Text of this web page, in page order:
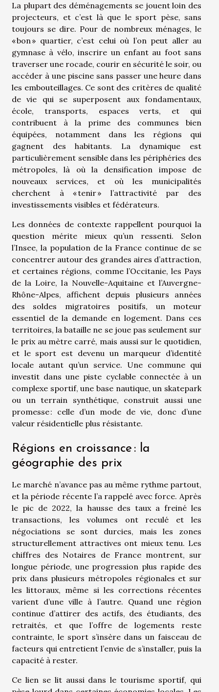
La plupart des déménagements se jouent loin des
projecteurs, et c’est là que le sport pèse, sans
toujours se dire. Pour de nombreux ménages, le
« bon » quartier, c’est celui où l’on peut aller au
gymnase à vélo, inscrire un enfant au foot sans
traverser une rocade, courir en sécurité le soir, ou
accéder à une piscine sans passer une heure dans
les embouteillages. Ce sont des critères de qualité
de vie qui se superposent aux fondamentaux,
école, transports, espaces verts, et qui
contribuent à la prime des communes bien
équipées, notamment dans les régions qui
gagnent des habitants. La dynamique est
particulièrement sensible dans les périphéries des
métropoles, là où la densification impose de
nouveaux services, et où les municipalités
cherchent à « tenir » l’attractivité par des
investissements visibles et fédérateurs.
Les données de contexte rappellent pourquoi la
question mérite mieux qu’un ressenti. Selon
l’Insee, la population de la France continue de se
concentrer autour des grandes aires d’attraction,
et certaines régions, comme l’Occitanie, les Pays
de la Loire, la Nouvelle-Aquitaine et l’Auvergne-
Rhône-Alpes, affichent depuis plusieurs années
des soldes migratoires positifs, un moteur
essentiel de la demande en logement. Dans ces
territoires, la bataille ne se joue pas seulement sur
le prix au mètre carré, mais aussi sur le quotidien,
et le sport est devenu un marqueur d’identité
locale autant qu’un service. Une commune qui
investit dans une piste cyclable connectée à un
complexe sportif, une base nautique, un skatepark
ou un terrain synthétique, construit aussi une
promesse : celle d’un mode de vie, donc d’une
valeur résidentielle plus résistante.
Régions en croissance : la
géographie des prix
Le marché n’avance pas au même rythme partout,
et la période récente l’a rappelé avec force. Après
le pic de 2022, la hausse des taux a freiné les
transactions, les volumes ont reculé et les
négociations se sont durcies, mais les zones
structurellement attractives ont mieux tenu. Les
chiffres des Notaires de France montrent, sur
longue période, une progression plus rapide des
prix dans plusieurs métropoles régionales et sur
les littoraux, même si les corrections récentes
varient d’une ville à l’autre. Quand une région
continue d’attirer des actifs, des étudiants, des
retraités, et que l’offre de logements reste
contrainte, le sport s’insère dans un faisceau de
facteurs qui entretient l’envie de s’installer, puis la
capacité à rester.
Ce lien se lit aussi dans le tourisme sportif, qui